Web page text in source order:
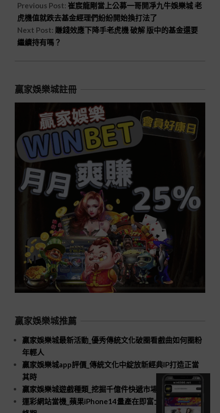
Previous Post: 崔宸龍剛當上公募一哥開凈九牛娛樂城 老
虎機值就跌去基金經理們紛紛開始換打法了
Next Post: 賺錢效應下降手老虎機 破解 版中的基金還要
繼續持有嗎？
贏家娛樂城註冊
贏家娛樂城推薦
贏家娛樂城最新活動_優秀傳統文化破圈看戲曲如何圈粉
年輕人
贏家娛樂城app評價_傳統文化中綻放新經典IP打造正當
其時
贏家娛樂城遊戲種類_挖掘千億件快遞市場新空間
運彩網站當機_蘋果iPhone14量產在即富士康招工進入高